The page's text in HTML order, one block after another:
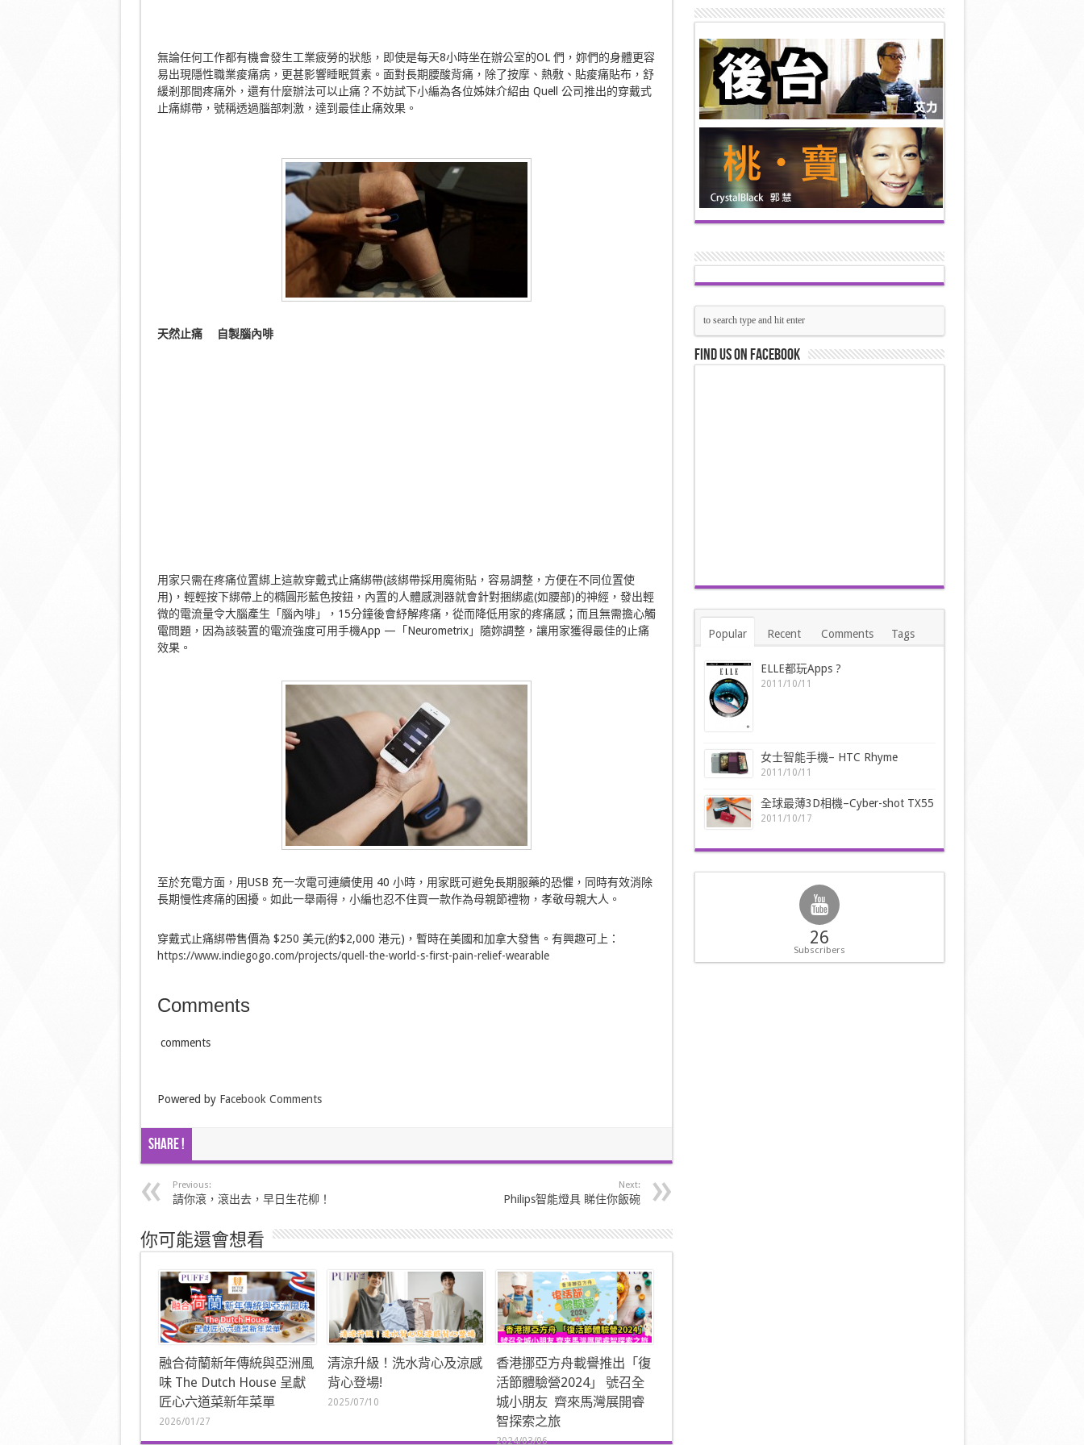
無論任何工作都有機會發生工業疲勞的狀態，即使是每天8小時坐在辦公室的OL 們，妳們的身體更容
易出現隱性職業痠痛病，更甚影響睡眠質素。面對長期腰酸背痛，除了按摩、熱敷、貼痠痛貼布，舒
緩剎那間疼痛外，還有什麼辦法可以止痛？不妨試下小編為各位姊妹介紹由 Quell 公司推出的穿戴式
止痛綁帶，號稱透過腦部刺激，達到最佳止痛效果。
天然止痛 自製腦內啡
用家只需在疼痛位置綁上這款穿戴式止痛綁帶(該綁帶採用魔術貼，容易調整，方便在不同位置使
用)，輕輕按下綁帶上的橢圓形藍色按鈕，內置的人體感測器就會針對捆綁處(如腰部)的神經，發出輕
微的電流量令大腦產生「腦內啡」，15分鐘後會紓解疼痛，從而降低用家的疼痛感；而且無需擔心觸
電問題，因為該裝置的電流強度可用手機App —「Neurometrix」隨妳調整，讓用家獲得最佳的止痛
效果。
至於充電方面，用USB 充一次電可連續使用 40 小時，用家既可避免長期服藥的恐懼，同時有效消除
長期慢性疼痛的困擾。如此一舉兩得，小編也忍不住買一款作為母親節禮物，孝敬母親大人。
穿戴式止痛綁帶售價為 $250 美元(約$2,000 港元)，暫時在美國和加拿大發售。有興趣可上：
https://www.indiegogo.com/projects/quell-the-world-s-first-pain-relief-wearable
Comments
comments
Powered by Facebook Comments
Share !
Previous:
請你滾，滾出去，早日生花柳！
Next:
Philips智能燈具 睇住你飯碗
你可能還會想看
融合荷蘭新年傳統與亞洲風
味 The Dutch House 呈獻
匠心六道菜新年菜單
2026/01/27
清涼升級！洗水背心及涼感
背心登場!
2025/07/10
香港挪亞方舟載譽推出「復
活節體驗營2024」 號召全
城小朋友 齊來馬灣展開睿
智探索之旅
2024/03/06
Find us on Facebook
Popular Recent Comments Tags
ELLE都玩Apps ?
2011/10/11
女士智能手機– HTC Rhyme
2011/10/11
全球最薄3D相機–Cyber-shot TX55
2011/10/17
26
Subscribers